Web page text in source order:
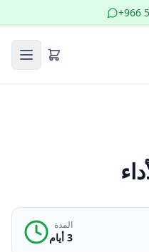
+966
المدة
3 أيام